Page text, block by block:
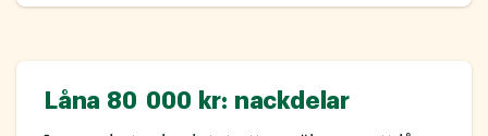
Låna 80 000 kr: nackdelar